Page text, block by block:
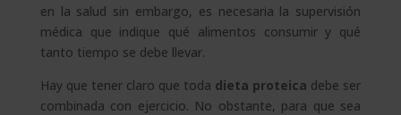
en la salud sin embargo, es necesaria la supervisión
médica que indique qué alimentos consumir y qué
tanto tiempo se debe llevar.
Hay que tener claro que toda dieta proteica debe ser
combinada con ejercicio. No obstante, para que sea